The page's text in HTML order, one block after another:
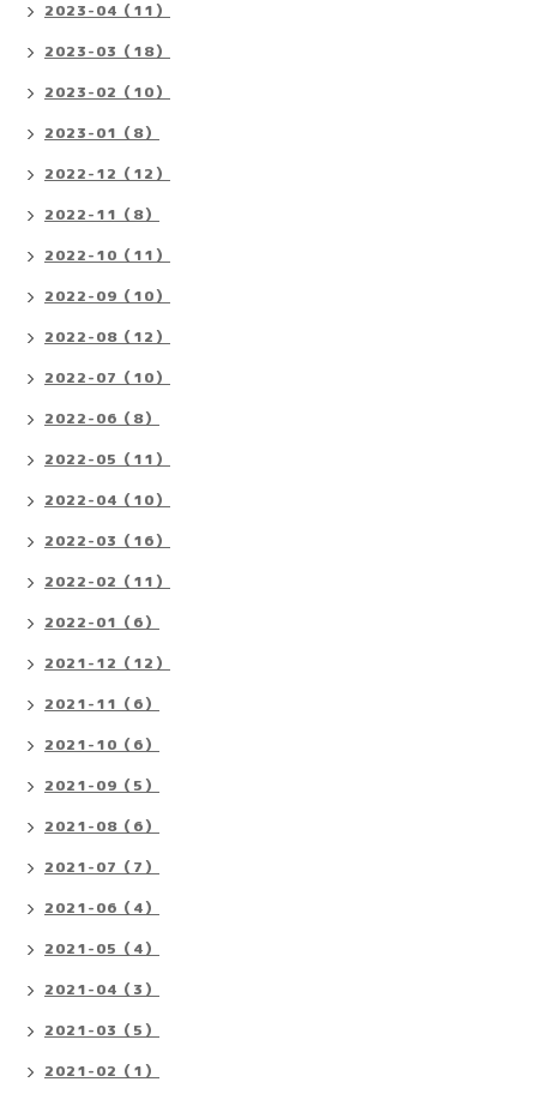
2023-04（11）
2023-03（18）
2023-02（10）
2023-01（8）
2022-12（12）
2022-11（8）
2022-10（11）
2022-09（10）
2022-08（12）
2022-07（10）
2022-06（8）
2022-05（11）
2022-04（10）
2022-03（16）
2022-02（11）
2022-01（6）
2021-12（12）
2021-11（6）
2021-10（6）
2021-09（5）
2021-08（6）
2021-07（7）
2021-06（4）
2021-05（4）
2021-04（3）
2021-03（5）
2021-02（1）